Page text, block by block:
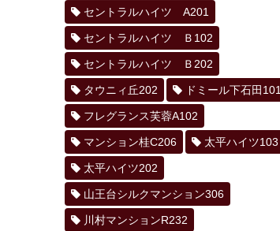
セントラルハイツ A201
セントラルハイツ Ｂ102
セントラルハイツ Ｂ202
タウニィ丘202 ドミール下石田101
フレグランス芙蓉A102
マンション桂C206 太平ハイツ103
太平ハイツ202
山王台シルクマンション306
川村マンションR232